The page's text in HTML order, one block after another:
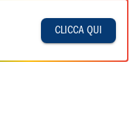
CLICCA QUI